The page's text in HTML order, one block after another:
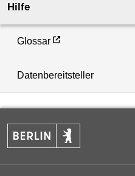
Hilfe
Glossar
Datenbereitsteller